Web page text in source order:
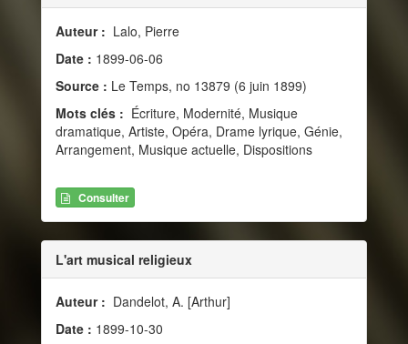
Auteur : Lalo, Pierre
Date : 1899-06-06
Source : Le Temps, no 13879 (6 juin 1899)
Mots clés : Écriture, Modernité, Musique
dramatique, Artiste, Opéra, Drame lyrique, Génie,
Arrangement, Musique actuelle, Dispositions
Consulter
L'art musical religieux
Auteur : Dandelot, A. [Arthur]
Date : 1899-10-30